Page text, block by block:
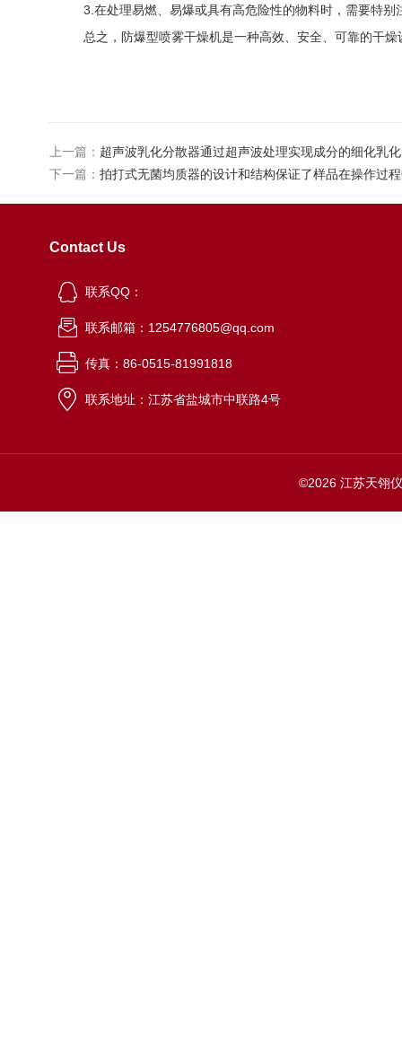
3.在处理易燃、易爆或具有高危险性的物料时，需要特别
总之，防爆型喷雾干燥机是一种高效、安全、可靠的干燥
上一篇： 超声波乳化分散器通过超声波处理实现成分的细化乳化
下一篇： 拍打式无菌均质器的设计和结构保证了样品在操作过
Contact Us
联系QQ：
联系邮箱：1254776805@qq.com
传真：86-0515-81991818
联系地址：江苏省盐城市中联路4号
©2026 江苏天翎